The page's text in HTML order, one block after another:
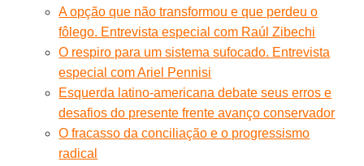
A opção que não transformou e que perdeu o
fôlego. Entrevista especial com Raúl Zibechi
O respiro para um sistema sufocado. Entrevista
especial com Ariel Pennisi
Esquerda latino-americana debate seus erros e
desafios do presente frente avanço conservador
O fracasso da conciliação e o progressismo
radical